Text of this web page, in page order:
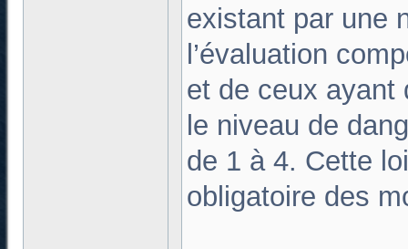
existant par une
l’évaluation
et de ceux ayant
le niveau de
de 1 à 4. Cette
obligatoire des